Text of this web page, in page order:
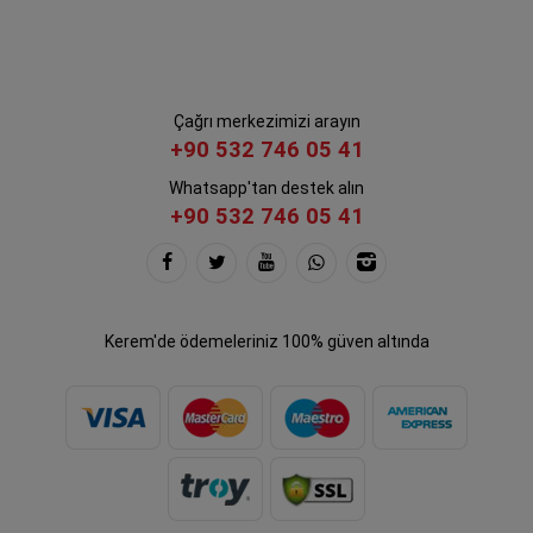
Çağrı merkezimizi arayın
+90 532 746 05 41
Whatsapp'tan destek alın
+90 532 746 05 41
Kerem'de ödemeleriniz 100% güven altında